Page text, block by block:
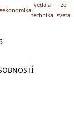
ekonomika
veda a
technika
zo
sveta